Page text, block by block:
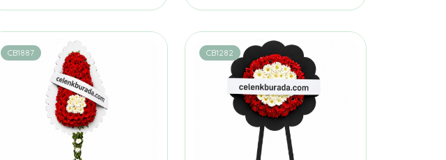
CB1887 CB1282